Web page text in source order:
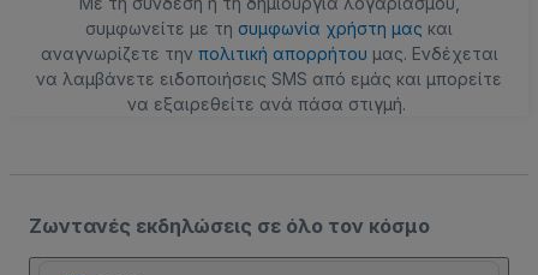
συμφωνείτε με τη συμφωνία χρήστη μας και
αναγνωρίζετε την πολιτική απορρήτου μας. Ενδέχεται
να λαμβάνετε ειδοποιήσεις SMS από εμάς και μπορείτε
να εξαιρεθείτε ανά πάσα στιγμή.
Ζωντανές εκδηλώσεις σε όλο τον κόσμο